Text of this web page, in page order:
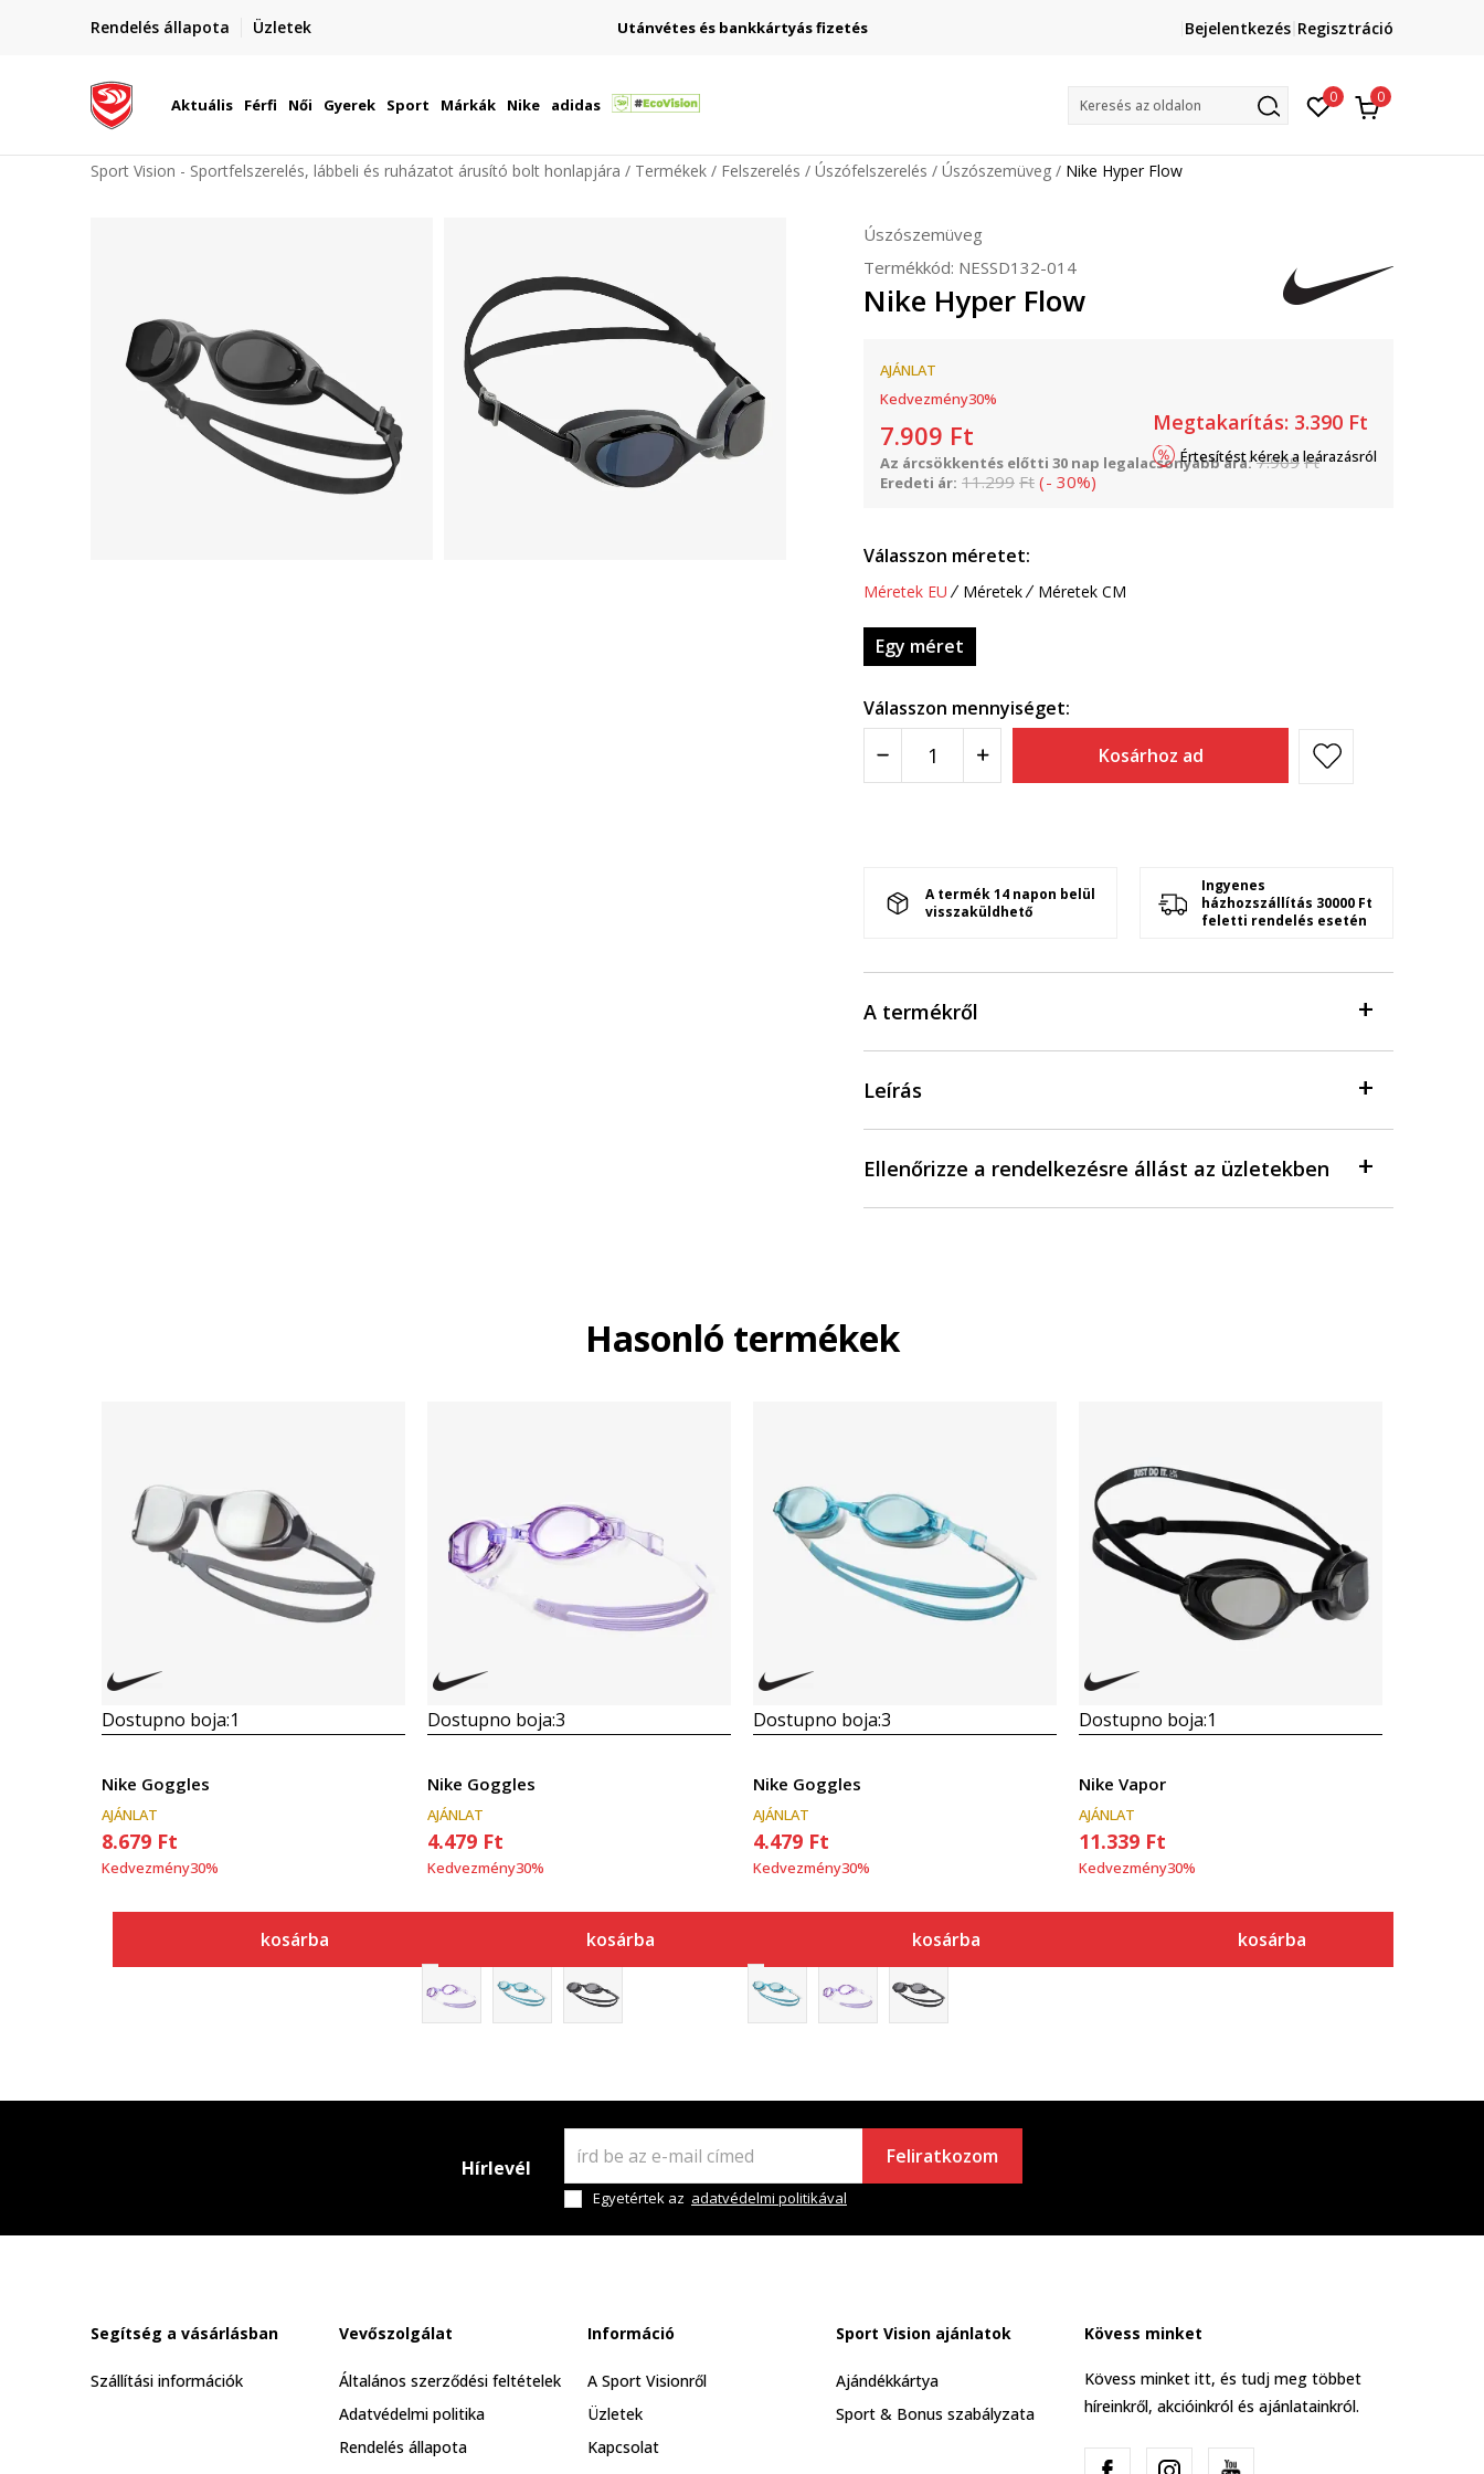
Rendelés állapota Üzletek
Szállítás Magyarország területén Utánvétes és bankkártyás fizetés
Lépj velünk kapcsolatba
online@sport-vision.huBejelentkezés Regisztráció
Aktuális Férfi Női Gyerek Sport Márkák Nike adidas Keresés az oldalon 0 0
Sport Vision - Sportfelszerelés, lábbeli és ruházatot árusító bolt honlapjára Termékek Felszerelés Úszófelszerelés Úszószemüveg Nike Hyper Flow
Úszószemüveg
Termékkód: NESSD132-014
Nike Hyper Flow
AJÁNLAT
Kedvezmény30%
7.909 Ft
Az árcsökkentés előtti 30 nap legalacsonyabb ára: 7.909 Ft
Eredeti ár: 11.299 Ft (- 30%)
Megtakarítás: 3.390 Ft
Értesítést kérek a leárazásról
Válasszon méretet:
Méretek EU Méretek Méretek CM
Egy méret
Válasszon mennyiséget:
Kosárhoz ad
A termék 14 napon belül
visszaküldhető
Ingyenes
házhozszállítás 30000 Ft
feletti rendelés esetén
A termékről
Leírás
Ellenőrizze a rendelkezésre állást az üzletekben
Hasonló termékek
Dostupno boja:1
Nike Goggles
AJÁNLAT
8.679 Ft
Kedvezmény30%
kosárba
Dostupno boja:3
Nike Goggles
AJÁNLAT
4.479 Ft
Kedvezmény30%
kosárba
Dostupno boja:3
Nike Goggles
AJÁNLAT
4.479 Ft
Kedvezmény30%
kosárba
Dostupno boja:1
Nike Vapor
AJÁNLAT
11.339 Ft
Kedvezmény30%
kosárba
Hírlevél Feliratkozom
Egyetértek az adatvédelmi politikával
Segítség a vásárlásban
Szállítási információk
Vevőszolgálat
Általános szerződési feltételek
Adatvédelmi politika
Rendelés állapota
Információ
A Sport Visionről
Üzletek
Kapcsolat
Sport Vision ajánlatok
Ajándékkártya
Sport & Bonus szabályzata
Kövess minket
Kövess minket itt, és tudj meg többet
híreinkről, akcióinkról és ajánlatainkról.